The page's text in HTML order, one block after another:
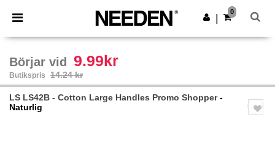
× Needen-app
Bättre priser i appen!
Hämta app
0
Börjar vid 9.99kr
Butikspris 14.24 kr
LS LS42B - Cotton Large Handles Promo Shopper-
Naturlig